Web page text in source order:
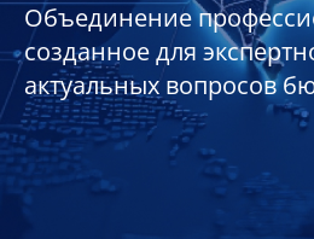
Объединение
созданное для
актуальных вопросов